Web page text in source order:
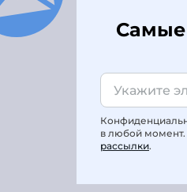
Самые
в любой
рассылки.